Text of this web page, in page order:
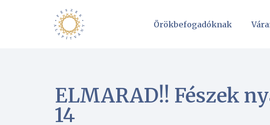
Örökbefogadóknak
ELMARAD!! Fészek
14